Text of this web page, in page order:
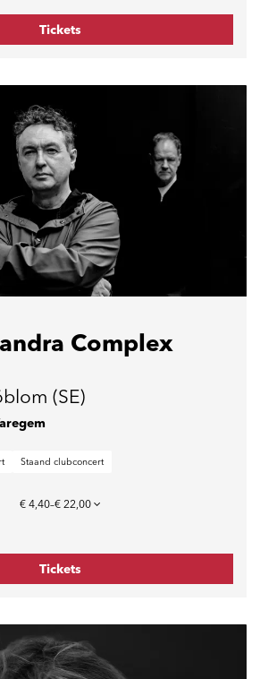
Tickets
Complex
(SE)
Staand clubconcert
€ 4,40–€ 22,00
Tickets